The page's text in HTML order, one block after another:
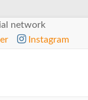
network
Instagram